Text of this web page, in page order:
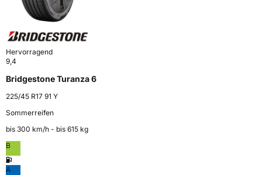
Hervorragend
9,4
Bridgestone Turanza 6
225/45 R17 91 Y
Sommerreifen
bis 300 km⁠/⁠h - bis 615 kg
B
A